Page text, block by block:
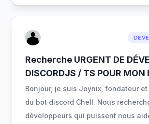
Recherche URGENT DE
DISCORDJS / TS POUR MON
Bonjour, je suis Joynix, fondateur
du bot discord Chell. Nous
développeurs qui puissent nous